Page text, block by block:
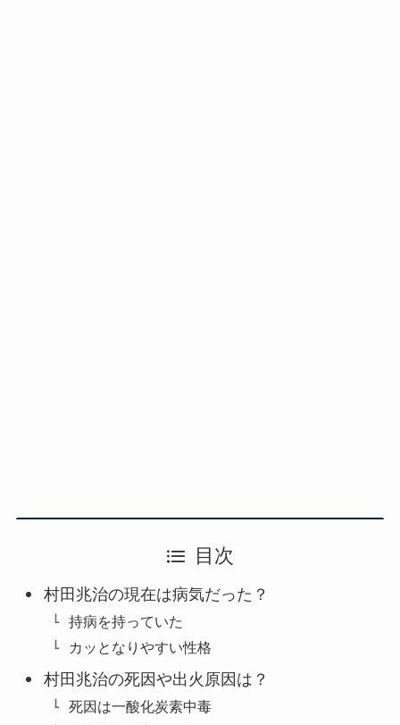
目次
村田兆治の現在は病気だった？
持病を持っていた
カッとなりやすい性格
村田兆治の死因や出火原因は？
死因は一酸化炭素中毒